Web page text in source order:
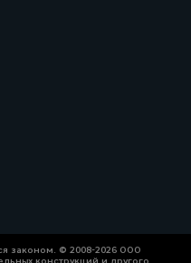
законом. © 2008-2026 ООО